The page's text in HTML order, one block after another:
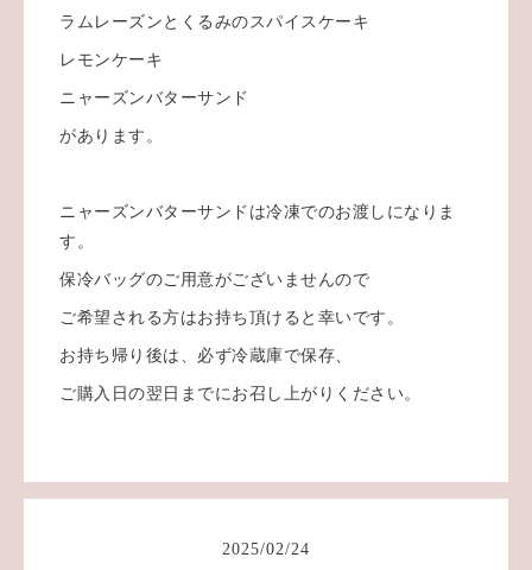
ラムレーズンとくるみのスパイスケーキ
レモンケーキ
ニャーズンバターサンド
があります。
ニャーズンバターサンドは冷凍でのお渡しになりま
す。
保冷バッグのご用意がございませんので
ご希望される方はお持ち頂けると幸いです。
お持ち帰り後は、必ず冷蔵庫で保存、
ご購入日の翌日までにお召し上がりください。
2025/02/24